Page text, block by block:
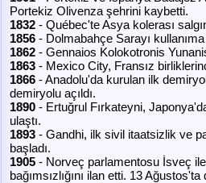
Portekiz Olivenza şehrini kaybetti.
1832 - Québec'te Asya kolerası
1856 - Dolmabahçe Sarayı kullanıma
1862 - Gennaios Kolokotronis
1863 - Mexico City, Fransız
1866 - Anadolu'da kurulan ilk
demiryolu açıldı.
1890 - Ertuğrul Fırkateyni,
ulaştı.
1893 - Gandhi, ilk sivil itaatsizlik ve
başladı.
1905 - Norveç parlamentosu İsveç
bağımsızlığını ilan etti. 13